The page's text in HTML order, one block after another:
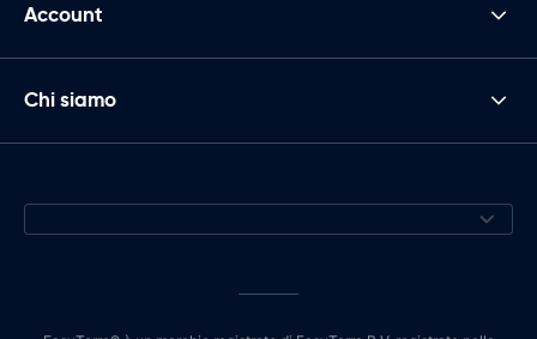
Account
Chi siamo